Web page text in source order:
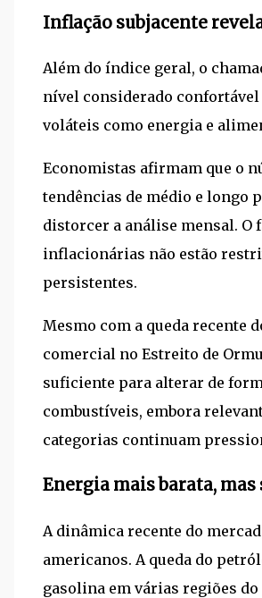
Inflação subjacente
Além do índice geral, o
nível considerado
voláteis como energia e
Economistas afirmam que o
tendências de médio e longo
distorcer a análise mensal. O
inflacionárias não estão
persistentes.
Mesmo com a queda recente
comercial no Estreito de
suficiente para alterar de
combustíveis, embora
categorias continuam
Energia mais barata,
A dinâmica recente do
americanos. A queda do
gasolina em várias regiões